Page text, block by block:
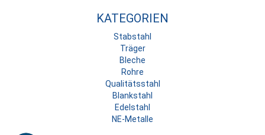
KATEGORIEN
Stabstahl
Träger
Bleche
Rohre
Qualitätsstahl
Blankstahl
Edelstahl
NE-Metalle